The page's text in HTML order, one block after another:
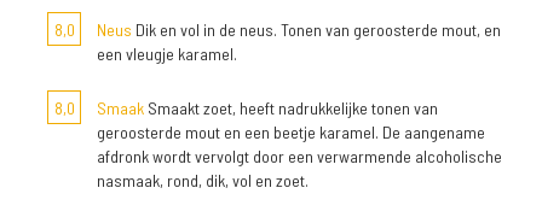
8,0 Neus Dik en vol in de neus. Tonen van geroosterde mout, en
een vleugje karamel.
8,0 Smaak Smaakt zoet, heeft nadrukkelijke tonen van
geroosterde mout en een beetje karamel. De aangename
afdronk wordt vervolgt door een verwarmende alcoholische
nasmaak, rond, dik, vol en zoet.